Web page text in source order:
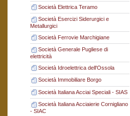
Società Elettrica Teramo
Società Esercizi Siderurgici e
Metallurgici
Società Ferrovie Marchigiane
Società Generale Pugliese di
elettricità
Società Idroelettrica dell'Ossola
Società Immobiliare Borgo
Società Italiana Acciai Speciali - SIAS
Società Italiana Acciaierie Cornigliano
- SIAC